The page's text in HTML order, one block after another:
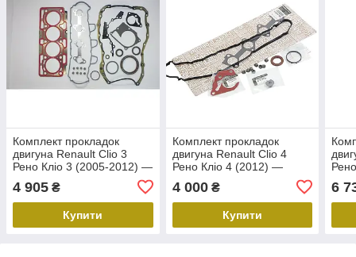
Комплект прокладок
двигуна Renault Clio 3
Рено Кліо 3 (2005-2012) —
7701479013
4 905 ₴
Купити
Комплект прокладок
двигуна Renault Clio 4
Рено Кліо 4 (2012) —
7701476729
4 000₴
Купити
6